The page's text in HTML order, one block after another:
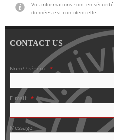
Vos informations sont en
données est confidentielle.
CONTACT US
Nom/Prénom: *
E-mail: *
Message: